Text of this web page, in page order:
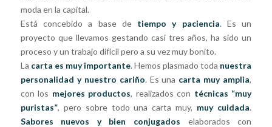
moda en la capital.
Está concebido a base de tiempo y paciencia. Es un
proyecto que llevamos gestando casi tres años, ha sido un
proceso y un trabajo difícil pero a su vez muy bonito.
La carta es muy importante. Hemos plasmado toda nuestra
personalidad y nuestro cariño. Es una carta muy amplia,
con los mejores productos, realizados con técnicas “muy
puristas”, pero sobre todo una carta muy, muy cuidada.
Sabores nuevos y bien conjugados elaborados con